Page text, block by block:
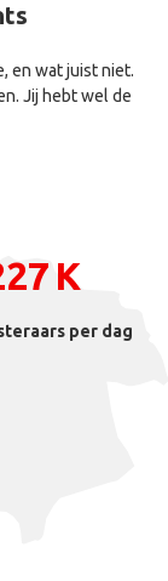
en wat juist niet.
Jij hebt wel de
K
per dag